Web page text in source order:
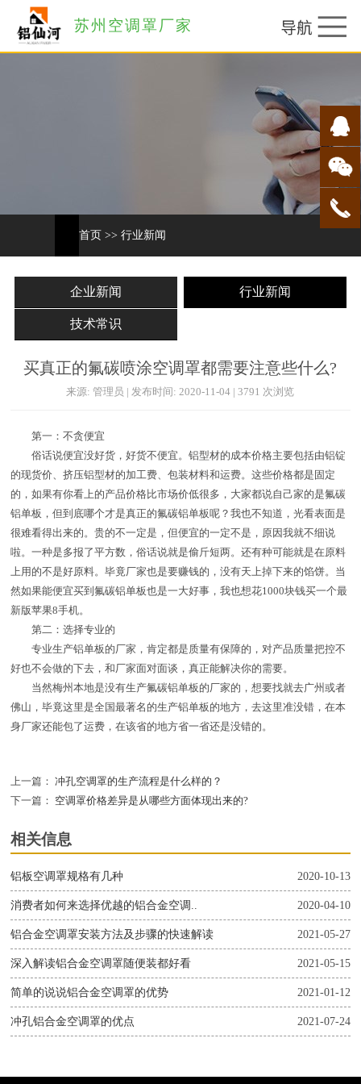
苏州空调罩厂家
首页 >> 行业新闻
企业新闻 行业新闻
技术常识
买真正的氟碳喷涂空调罩都需要注意些什么?
来源: 管理员 | 发布时间: 2020-11-04 | 3791 次浏览
第一：不贪便宜
俗话说便宜没好货，好货不便宜。铝型材的成本价格主要包括由铝锭
的现货价、挤压铝型材的加工费、包装材料和运费。这些价格都是固定
的，如果有你看上的产品价格比市场价低很多，大家都说自己家的是氟碳
铝单板，但到底哪个才是真正的氟碳铝单板呢？我也不知道，光看表面是
很难看得出来的。贵的不一定是，但便宜的一定不是，原因我就不细说
啦。一种是多报了平方数，俗话说就是偷斤短两。还有种可能就是在原料
上用的不是好原料。毕竟厂家也是要赚钱的，没有天上掉下来的馅饼。当
然如果能便宜买到氟碳铝单板也是一大好事，我也想花1000块钱买一个最
新版苹果8手机。
第二：选择专业的
专业生产铝单板的厂家，肯定都是质量有保障的，对产品质量把控不
好也不会做的下去，和厂家面对面谈，真正能解决你的需要。
当然梅州本地是没有生产氟碳铝单板的厂家的，想要找就去广州或者
佛山，毕竟这里是全国最著名的生产铝单板的地方，去这里准没错，在本
身厂家还能包了运费，在该省的地方省一省还是没错的。
上一篇： 冲孔空调罩的生产流程是什么样的？
下一篇：
空调罩价格差异是从哪些方面体现出来的?
相关信息
2020-10-13
铝板空调罩规格有几种
2020-04-10
消费者如何来选择优越的铝合金空调..
2021-05-27
铝合金空调罩安装方法及步骤的快速解读
2021-05-15
深入解读铝合金空调罩随便装都好看
2021-01-12
简单的说说铝合金空调罩的优势
2021-07-24
冲孔铝合金空调罩的优点